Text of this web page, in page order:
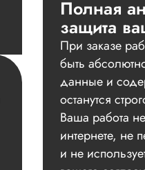
Полная
защита
При заказе
быть
данные и
останутся
Ваша работа
интернете, не
и не